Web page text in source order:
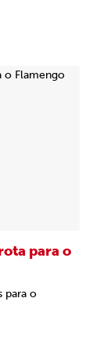
para o
para o